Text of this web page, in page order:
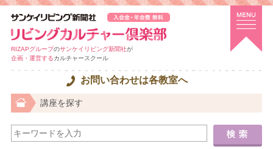
RIZAPグループのサンケイリビング新聞社が
企画・運営するカルチャースクール
お問い合わせは各教室へ
講座を探す